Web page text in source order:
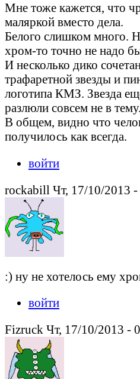
Мне тоже кажется, что
маляркой вместо дела.
Белого слишком много.
хром-то точно не надо
И несколько дико
трафаретной звезды и
логотипа КМЗ. Звезда
разлюли совсем не в тему.
В общем, видно что
получилось как всегда.
войти
rockabill Чт, 17/10/2013 -
:) ну не хотелось ему
войти
Fizruck Чт, 17/10/2013 -